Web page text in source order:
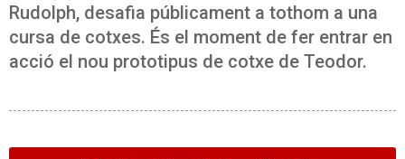
Rudolph, desafia públicament a tothom a una
cursa de cotxes. És el moment de fer entrar en
acció el nou prototipus de cotxe de Teodor.